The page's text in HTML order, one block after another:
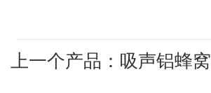
上一个产品：吸声铝蜂窝